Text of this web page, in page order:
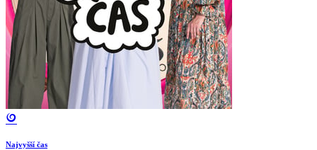
Najvyšší čas